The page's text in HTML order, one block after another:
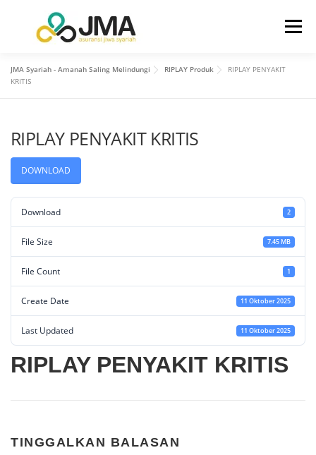
Menu
BERANDA
HUBUNGAN INVESTOR PRODUK
INFO KONTAK KAMI
JMA Syariah - Amanah Saling Melindungi RIPLAY Produk
RIPLAY PENYAKIT
KRITIS
RIPLAY PENYAKIT KRITIS
DOWNLOAD
Download 2
File Size 7.45 MB
File Count 1
Create Date 11 Oktober 2025
Last Updated 11 Oktober 2025
RIPLAY PENYAKIT KRITIS
TINGGALKAN BALASAN